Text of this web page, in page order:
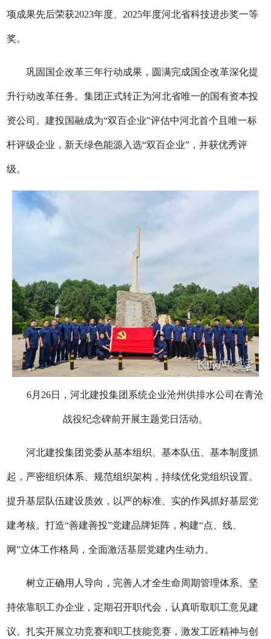
项成果先后荣获2023年度、2025年度河北省科技进步奖一等
奖。
巩固国企改革三年行动成果，圆满完成国企改革深化提
升行动改革任务。集团正式转正为河北省唯一的国有资本投
资公司。建投国融成为“双百企业”评估中河北首个且唯一标
杆评级企业，新天绿色能源入选“双百企业”，并获优秀评
级。
6月26日，河北建投集团系统企业沧州供排水公司在青沧
战役纪念碑前开展主题党日活动。
河北建投集团党委从基本组织、基本队伍、基本制度抓
起，严密组织体系、规范组织架构，持续优化党组织设置。
提升基层队伍建设质效，以严的标准、实的作风抓好基层党
建考核。打造“善建善投”党建品牌矩阵，构建“点、线、
网”立体工作格局，全面激活基层党建内生动力。
树立正确用人导向，完善人才全生命周期管理体系。坚
持依靠职工办企业，定期召开职代会，认真听取职工意见建
议。扎实开展立功竞赛和职工技能竞赛，激发工匠精神与创